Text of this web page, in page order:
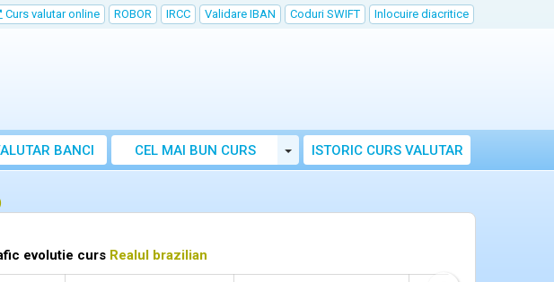
Curs valutar online ROBOR IRCC Validare IBAN Coduri SWIFT Inlocuire diacritice
BANCI CEL MAI BUN CURS Toggle Dropdown
ISTORIC CURS VALUTAR
evolutie curs Realul brazilian